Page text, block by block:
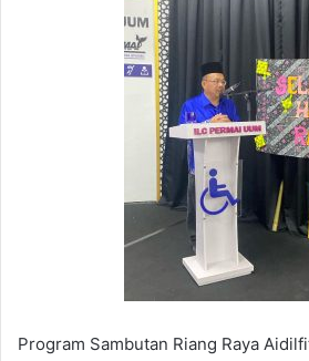
Program Sambutan Riang Raya